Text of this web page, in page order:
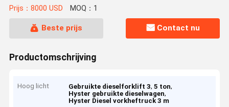
Hoogte
Prijs：8000 USD MOQ：1
Beste prijs Contact nu
Productomschrijving
Hoog licht Gebruikte dieselforklift 3,5 ton,
Hyster gebruikte dieselwagen,
Hyster Diesel vorkheftruck 3 m